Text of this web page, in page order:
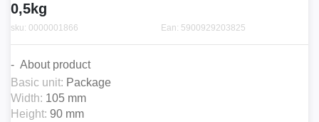
0,5kg
sku: 0000001866 Ean: 5900929203825
About product
Basic unit: Package
Width: 105 mm
Height: 90 mm